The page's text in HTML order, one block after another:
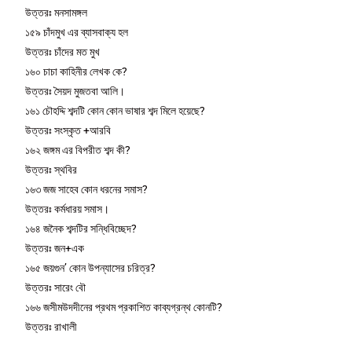
উত্তরঃ মনসামঙ্গল
১৫৯ চাঁদমুখ এর ব্যাসবাক্য হল
উত্তরঃ চাঁদের মত মুখ
১৬০ চাচা কাহিনীর লেখক কে?
উত্তরঃ সৈয়দ মুজতবা আলি।
১৬১ চৌহদ্দি শব্দটি কোন কোন ভাষার শব্দ মিলে হয়েছে?
উত্তরঃ সংস্কৃত +আরবি
১৬২ জঙ্গম এর বিপরীত শব্দ কী?
উত্তরঃ স্থবির
১৬৩ জজ সাহেব কোন ধরনের সমাস?
উত্তরঃ কর্মধারয় সমাস।
১৬৪ জনৈক শব্দটির সন্ধিবিচ্ছেদ?
উত্তরঃ জন+এক
১৬৫ জয়গুন’ কোন উপন্যাসের চরিত্র?
উত্তরঃ সারেং বৌ
১৬৬ জসীমউদদীনের প্রথম প্রকাশিত কাব্যগ্রন্থ কোনটি?
উত্তরঃ রাখালী